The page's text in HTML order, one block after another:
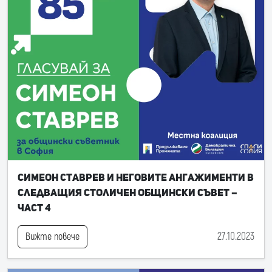
Симеон Ставрев и неговите ангажименти в
следващия Столичен общински съвет –
част 4
Вижте повече 27.10.2023